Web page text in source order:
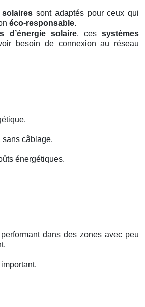
sont adaptés pour ceux qui
éco-responsable.
d’énergie solaire, cessystèmes
besoin de connexion au réseau
sans câblage.
énergétiques.
dans des zones avec peu